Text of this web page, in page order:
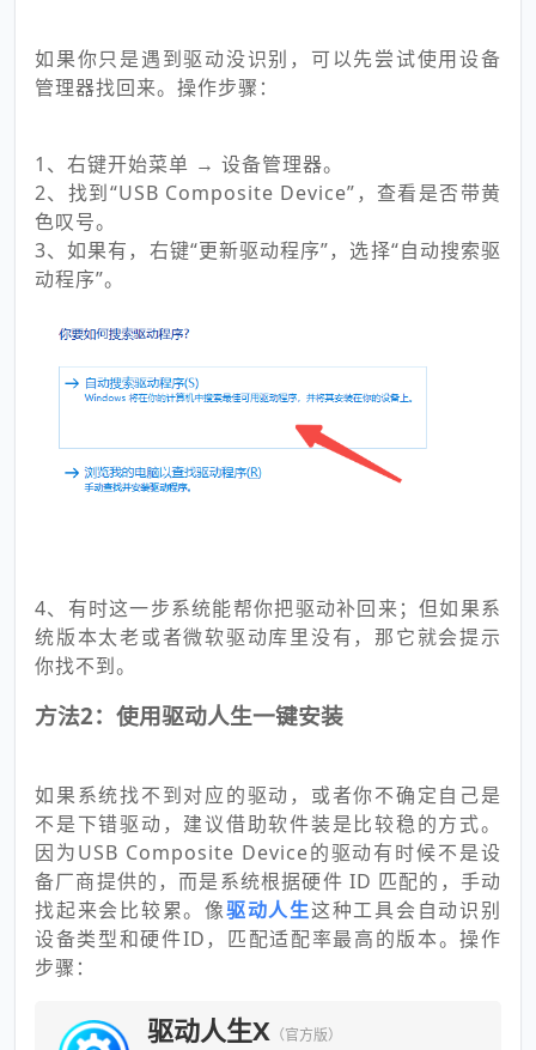
如果你只是遇到驱动没识别，可以先尝试使用设备
管理器找回来。操作步骤：
1、右键开始菜单 → 设备管理器。
2、找到“USB Composite Device”，查看是否带黄
色叹号。
3、如果有，右键“更新驱动程序”，选择“自动搜索驱
动程序”。
4、有时这一步系统能帮你把驱动补回来；但如果系
统版本太老或者微软驱动库里没有，那它就会提示
你找不到。
方法2：使用驱动人生一键安装
如果系统找不到对应的驱动，或者你不确定自己是
不是下错驱动，建议借助软件装是比较稳的方式。
因为USB Composite Device的驱动有时候不是设
备厂商提供的，而是系统根据硬件 ID 匹配的，手动
找起来会比较累。像驱动人生这种工具会自动识别
设备类型和硬件ID，匹配适配率最高的版本。操作
步骤：
驱动人生X （官方版）